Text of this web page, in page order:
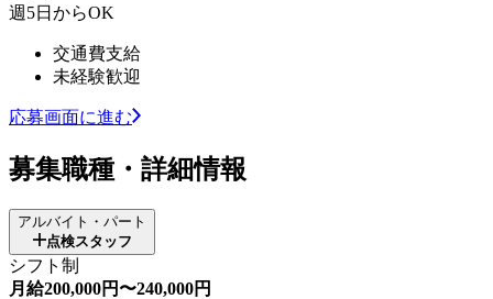
週5日からOK
交通費支給
未経験歓迎
応募画面に進む
募集職種・詳細情報
アルバイト・パート
点検スタッフ
シフト制
月給200,000円〜240,000円